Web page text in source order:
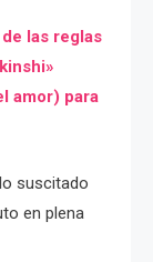
las reglas
amor) para
suscitado
en plena